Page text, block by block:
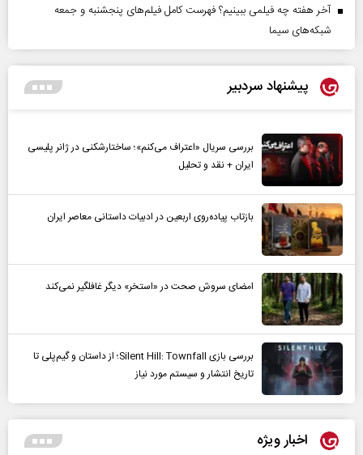
آخر هفته چه فیلمی ببینیم؟ فهرست کامل فیلم‌های پنجشنبه و جمعه
شبکه‌های سیما
پیشنهاد سردبیر
بررسی سریال «اعتراف می‌کنم»؛ ساختارشکنی در ژانر پلیسی
ایران + نقد و تحلیل
بازتاب پیاده‌روی اربعین در ادبیات داستانی معاصر ایران
امضای سروش صحت در «استخر» دیگر غافلگیر نمی‌کند
بررسی بازی Silent Hill: Townfall؛ از داستان و گیم‌پلی تا
تاریخ انتشار و سیستم مورد نیاز
اخبار ویژه